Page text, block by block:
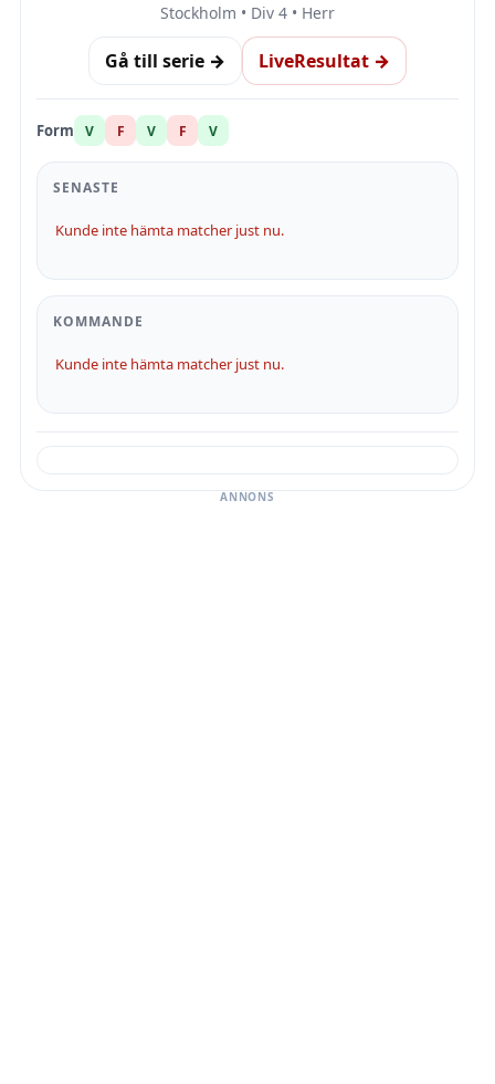
Stockholm • Div 4 • Herr
Gå till serie → LiveResultat →
Form V F V F V
SENASTE
Kunde inte hämta matcher just nu.
KOMMANDE
Kunde inte hämta matcher just nu.
ANNONS